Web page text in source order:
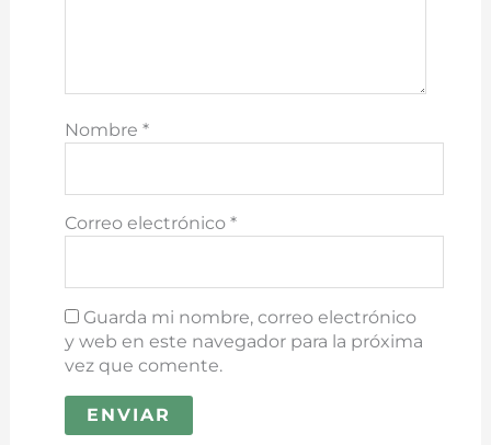
Nombre *
Correo electrónico *
Guarda mi nombre, correo electrónico
y web en este navegador para la próxima
vez que comente.